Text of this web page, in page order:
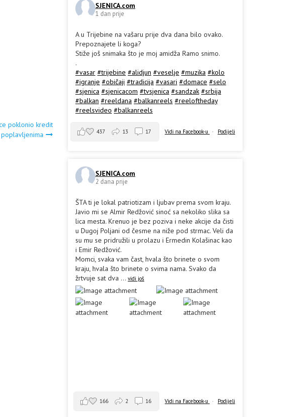
poklonio kredit
poplavljenima
SJENICA.com
1 dan prije
A u Trijebine na vašaru prije dva dana bilo ovako.
Prepoznajete li koga?
Stiže još snimaka što je moj amidža Ramo snimo.
.
#vasar #trijebine #alidjun #veselje #muzika #kolo
#igranje #običaji #tradicija #vasari #domace #selo
#sjenica #sjenicacom #tvsjenica #sandzak #srbija
#balkan #reeldana #balkanreels #reeloftheday
#reelsvideo #balkanreels
Vidi na Facebook-u · Podijeli
437 13 17
SJENICA.com
2 dana prije
ŠTA ti je lokal patriotizam i ljubav prema svom kraju.
Javio mi se Almir Redžović sinoć sa nekoliko slika sa
lica mesta. Krenuo je bez poziva i neke akcije da čisti
u Dugoj Poljani od česme na niže pod strmac. Veli da
su mu se pridružili u prolazu i Ermedin Kolašinac kao
i Emir Redžović.
Momci, svaka vam čast, hvala što brinete o svom
kraju, hvala što brinete o svima nama. Svako da
žrtvuje sat dva ... vidi još
Vidi na Facebook-u · Podijeli
166 2 16